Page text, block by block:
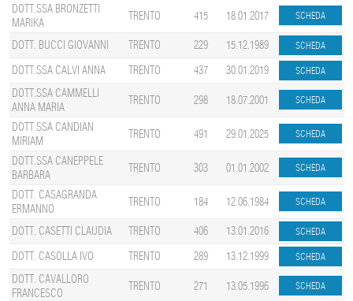
DOTT.SSA BRONZETTI
MARIKA
TRENTO 415 18.01.2017
DOTT. BUCCI GIOVANNI TRENTO 229
15.12.1989
DOTT.SSA CALVI ANNA
TRENTO 437
30.01.2019
DOTT.SSA CAMMELLI
ANNA MARIA
TRENTO 298
18.07.2001
DOTT.SSA CANDIAN
MIRIAM
TRENTO 491
29.01.2025
DOTT.SSA CANEPPELE
BARBARA
TRENTO 303
01.01.2002
DOTT. CASAGRANDA
ERMANNO
TRENTO 184 12.06.1984
DOTT. CASETTI CLAUDIA TRENTO 406
13.01.2016
DOTT. CASOLLA IVO
TRENTO 289
13.12.1999
DOTT. CAVALLORO
FRANCESCO
TRENTO 271 13.05.1996